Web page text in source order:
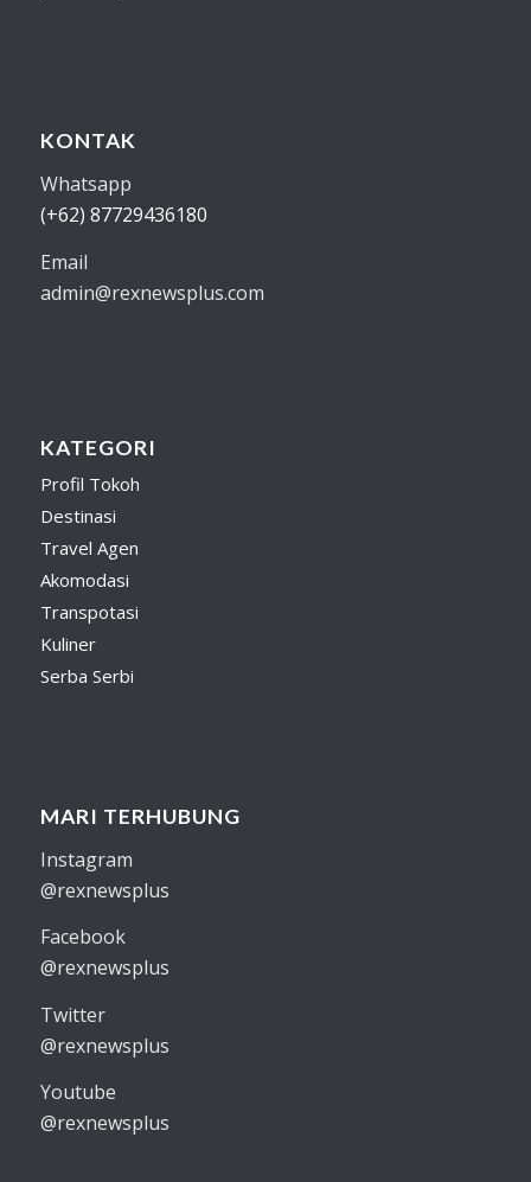
KONTAK
Whatsapp
(+62) 87729436180
Email
admin@rexnewsplus.com
KATEGORI
Profil Tokoh
Destinasi
Travel Agen
Akomodasi
Transpotasi
Kuliner
Serba Serbi
MARI TERHUBUNG
Instagram
@rexnewsplus
Facebook
@rexnewsplus
Twitter
@rexnewsplus
Youtube
@rexnewsplus